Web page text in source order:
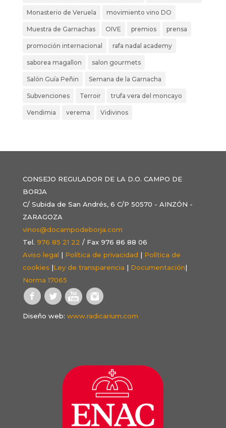
Monasterio de Veruela movimiento vino DO
Muestra de Garnachas OIVE premios prensa
promoción internacional rafa nadal academy
saborea magallon salon gourmets
Salón Guía Peñin Semana de la Garnacha
Subvenciones Terroir trufa vera del moncayo
Vendimia verema Vidivinos
CONSEJO REGULADOR DE LA D.O. CAMPO DE
BORJA
C/ Subida de San Andrés, 6 C/P 50570 - AINZÓN -
ZARAGOZA
vinos@docampodeborja.com
Tel. 976 85 21 22 / Fax 976 86 88 06
Aviso legal | Política de privacidad | Política de
cookies |Ley de transparencia | Documentación|
Norma 17065
Diseño web: www.radicarium.com